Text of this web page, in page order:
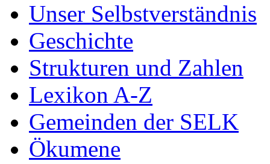
Unser Selbstverständnis
Geschichte
Strukturen und Zahlen
Lexikon A-Z
Gemeinden der SELK
Ökumene